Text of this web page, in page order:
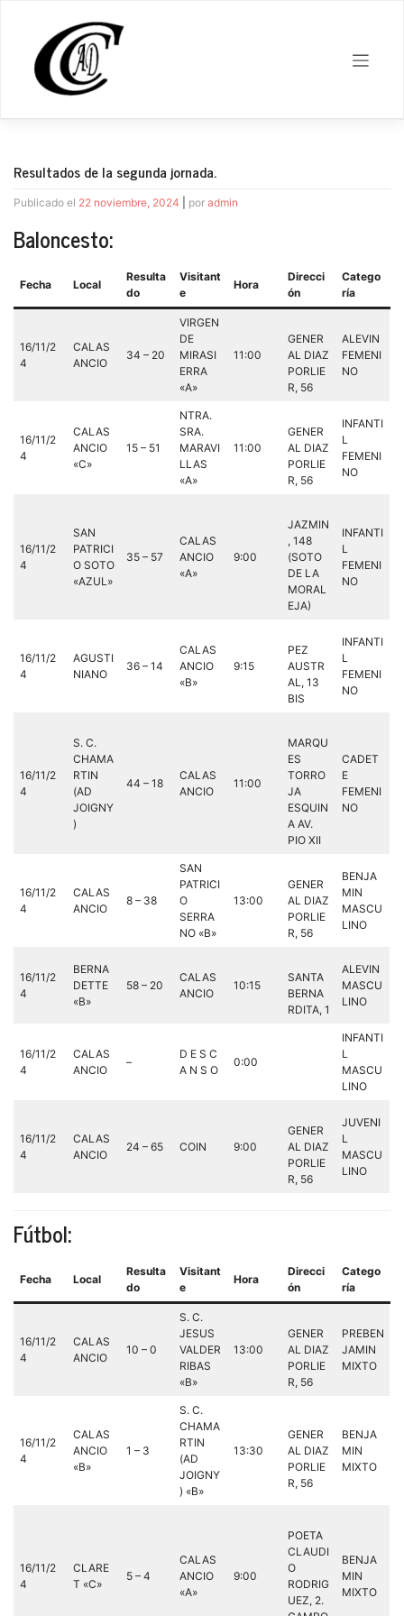
contenido
Resultados de la segunda jornada.
Publicado el 22 noviembre, 2024 por admin
Baloncesto:
Fecha Local
Resulta
do
Visitant
e
Hora
Direcci
ón
Catego
ría
16/11/2
4
CALAS
ANCIO
34 – 20
VIRGEN
DE
MIRASI
ERRA
«A»
11:00
GENER
AL DIAZ
PORLIE
R, 56
ALEVIN
FEMENI
NO
16/11/2
4
CALAS
ANCIO
«C»
15 – 51
NTRA.
SRA.
MARAVI
LLAS
«A»
11:00
GENER
AL DIAZ
PORLIE
R, 56
INFANTI
L
FEMENI
NO
16/11/2
4
SAN
PATRICI
O SOTO
«AZUL»
35 – 57
CALAS
ANCIO
«A»
9:00
JAZMIN
, 148
(SOTO
DE LA
MORAL
EJA)
INFANTI
L
FEMENI
NO
16/11/2
4
AGUSTI
NIANO
36 – 14
CALAS
ANCIO
«B»
9:15
PEZ
AUSTR
AL, 13
BIS
INFANTI
L
FEMENI
NO
16/11/2
4
S. C.
CHAMA
RTIN
(AD
JOIGNY
)
44 – 18
CALAS
ANCIO
11:00
MARQU
ES
TORRO
JA
ESQUIN
A AV.
PIO XII
CADET
E
FEMENI
NO
16/11/2
4
CALAS
ANCIO
8 – 38
SAN
PATRICI
O
SERRA
NO «B»
13:00
GENER
AL DIAZ
PORLIE
R, 56
BENJA
MIN
MASCU
LINO
16/11/2
4
BERNA
DETTE
«B»
58 – 20
CALAS
ANCIO
10:15
SANTA
BERNA
RDITA, 1
ALEVIN
MASCU
LINO
16/11/2
4
CALAS
ANCIO
–
D E S C
A N S O
0:00
INFANTI
L
MASCU
LINO
16/11/2
4
CALAS
ANCIO
24 – 65 COIN 9:00
GENER
AL DIAZ
PORLIE
R, 56
JUVENI
L
MASCU
LINO
Fútbol:
Fecha Local
Resulta
do
Visitant
e
Hora
Direcci
ón
Catego
ría
16/11/2
4
CALAS
ANCIO
10 – 0
S. C.
JESUS
VALDER
RIBAS
«B»
13:00
GENER
AL DIAZ
PORLIE
R, 56
PREBEN
JAMIN
MIXTO
16/11/2
4
CALAS
ANCIO
«B»
1 – 3
S. C.
CHAMA
RTIN
(AD
JOIGNY
) «B»
13:30
GENER
AL DIAZ
PORLIE
R, 56
BENJA
MIN
MIXTO
16/11/2
4
CLARE
T «C»
5 – 4
CALAS
ANCIO
«A»
9:00
POETA
CLAUDI
O
RODRIG
UEZ, 2.
BENJA
MIN
MIXTO